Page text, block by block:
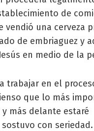
de
vendió una cerveza
de embriaguez y
en medio de la
trabajar en el
que lo más
más delante estaré
con seriedad.